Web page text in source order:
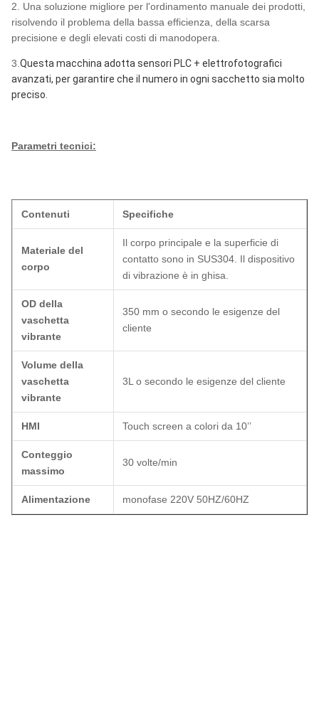
2. Una soluzione migliore per l'ordinamento manuale dei prodotti,
risolvendo il problema della bassa efficienza, della scarsa
precisione e degli elevati costi di manodopera.
3. Questa macchina adotta sensori PLC + elettrofotografici
avanzati, per garantire che il numero in ogni sacchetto sia molto
preciso.
Parametri tecnici:
Contenuti Specifiche
Materiale del
corpo
Il corpo principale e la superficie di
contatto sono in SUS304. Il dispositivo
di vibrazione è in ghisa.
OD della
vaschetta
vibrante
350 mm o secondo le esigenze del
cliente
Volume della
vaschetta
vibrante
3L o secondo le esigenze del cliente
HMI Touch screen a colori da 10’’
Conteggio
massimo
30 volte/min
Alimentazione monofase 220V 50HZ/60HZ